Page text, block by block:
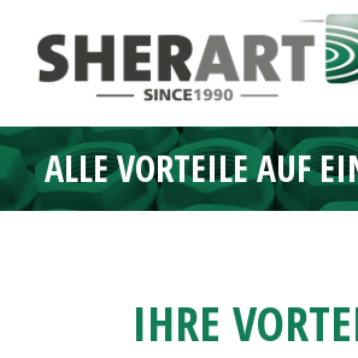
ALLE VORTEILE AUF
Sie befinden sich
IHRE